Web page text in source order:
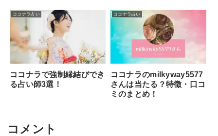
ココナラ占い
ココナラで強制縁結びでき
る占い師3選！
ココナラ占い
ココナラのmilkyway5577
さんは当たる？特徴・口コ
ミのまとめ！
コメント